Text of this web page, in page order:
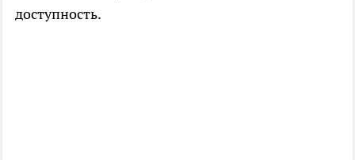
доступность.